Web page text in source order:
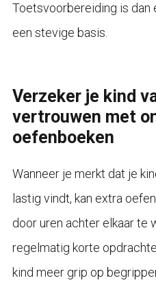
Toetsvoorbereiding is dan
een stevige basis.
Verzeker je kind
vertrouwen met
oefenboeken
Wanneer je merkt dat je
lastig vindt, kan extra
door uren achter elkaar te
regelmatig korte
kind meer grip op